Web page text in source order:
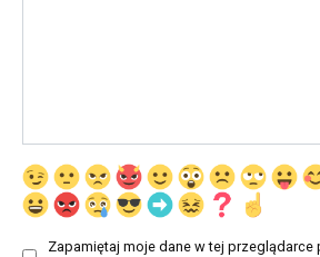
Zapamiętaj moje dane w tej przeglądarce